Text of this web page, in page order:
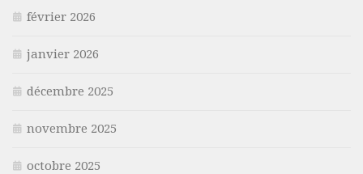
février 2026
janvier 2026
décembre 2025
novembre 2025
octobre 2025